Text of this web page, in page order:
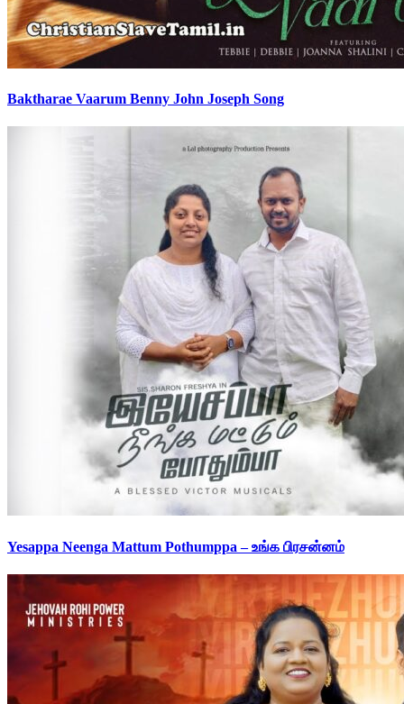
Baktharae Vaarum Benny John Joseph Song
Yesappa Neenga Mattum Pothumppa – உங்க பிரசன்னம்